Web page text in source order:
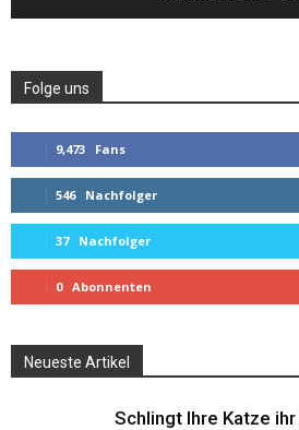
Folge uns
9,473 Fans
546 Nachfolger
37 Nachfolger
0 Abonnenten
Neueste Artikel
Schlingt Ihre Katze